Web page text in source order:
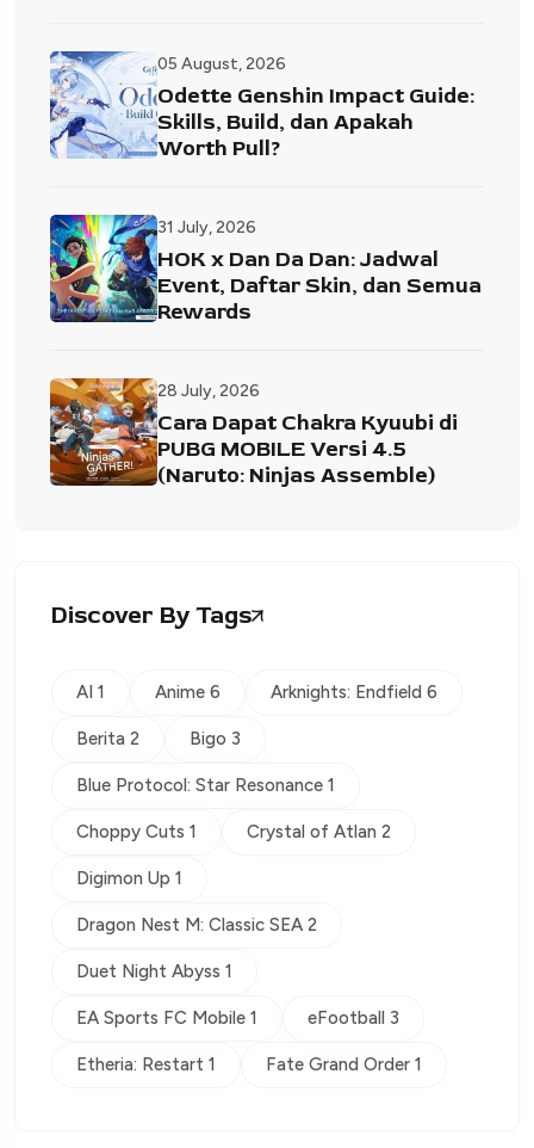
05 August, 2026
Odette Genshin Impact Guide:
Skills, Build, dan Apakah
Worth Pull?
31 July, 2026
HOK x Dan Da Dan: Jadwal
Event, Daftar Skin, dan Semua
Rewards
28 July, 2026
Cara Dapat Chakra Kyuubi di
PUBG MOBILE Versi 4.5
(Naruto: Ninjas Assemble)
Discover By Tags
AI 1 Anime 6 Arknights: Endfield 6
Berita 2 Bigo 3
Blue Protocol: Star Resonance 1
Choppy Cuts 1 Crystal of Atlan 2
Digimon Up 1
Dragon Nest M: Classic SEA 2
Duet Night Abyss 1
EA Sports FC Mobile 1 eFootball 3
Etheria: Restart 1 Fate Grand Order 1